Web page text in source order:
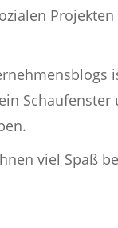
viel Spaß